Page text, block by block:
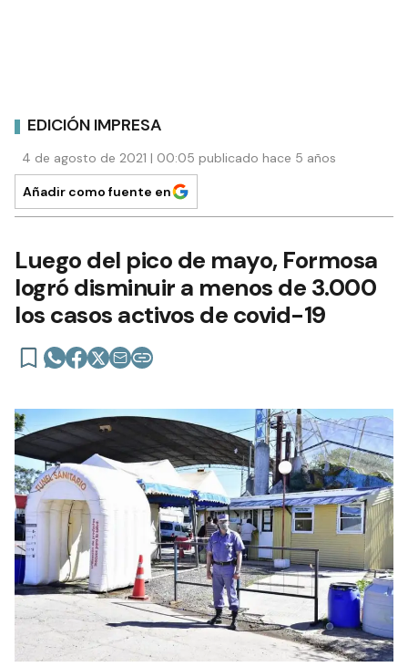
EDICIÓN IMPRESA
4 de agosto de 2021 | 00:05 publicado hace 5 años
Añadir como fuente en
Luego del pico de mayo, Formosa
logró disminuir a menos de 3.000
los casos activos de covid-19